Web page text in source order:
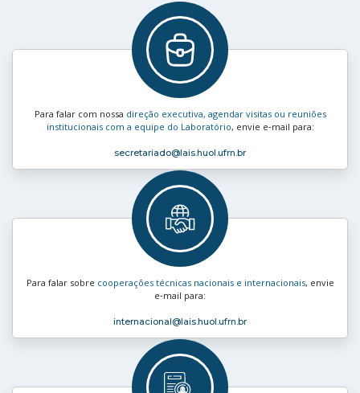
Para falar com nossa direção executiva, agendar visitas ou reuniões
institucionais com a equipe do Laboratório, envie e‑mail para:
secretariado@lais.huol.ufrn.br
Para falar sobre cooperações técnicas nacionais e internacionais, envie
e‑mail para:
internacional@lais.huol.ufrn.br